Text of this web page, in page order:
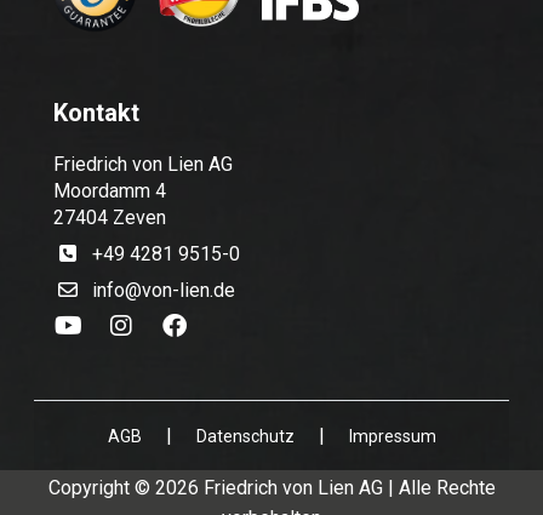
Kontakt
Friedrich von Lien AG
Moordamm 4
27404 Zeven
+49 4281 9515-0
info@von-lien.de
AGB | Datenschutz | Impressum
Copyright © 2026 Friedrich von Lien AG | Alle Rechte